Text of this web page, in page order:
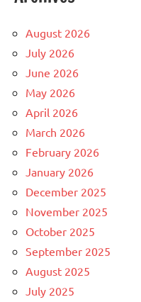
August 2026
July 2026
June 2026
May 2026
April 2026
March 2026
February 2026
January 2026
December 2025
November 2025
October 2025
September 2025
August 2025
July 2025